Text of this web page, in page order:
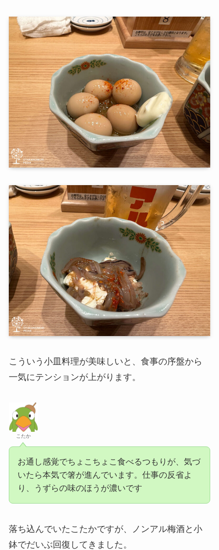
こういう小皿料理が美味しいと、食事の序盤から
一気にテンションが上がります。
こたか
お通し感覚でちょこちょこ食べるつもりが、気づ
いたら本気で箸が進んでいます。仕事の反省よ
り、うずらの味のほうが濃いです
落ち込んでいたこたかですが、ノンアル梅酒と小
鉢でだいぶ回復してきました。